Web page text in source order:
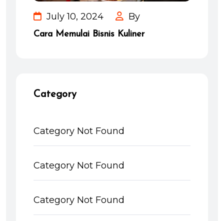
July 10, 2024 By
Cara Memulai Bisnis Kuliner
Category
Category Not Found
Category Not Found
Category Not Found